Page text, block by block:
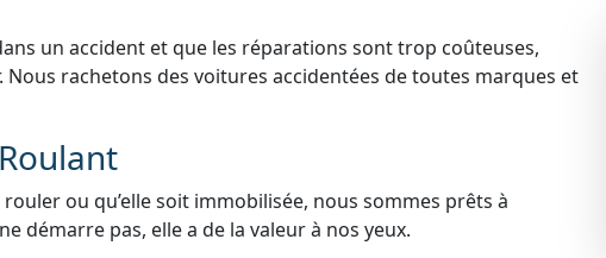
un accident et que les réparations sont trop coûteuses,
Nous rachetons des voitures accidentées de toutes marques et
ou qu’elle soit immobilisée, nous sommes prêts à
démarre pas, elle a de la valeur à nos yeux.